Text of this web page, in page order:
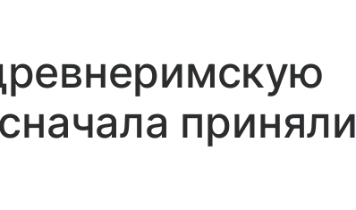
приняли